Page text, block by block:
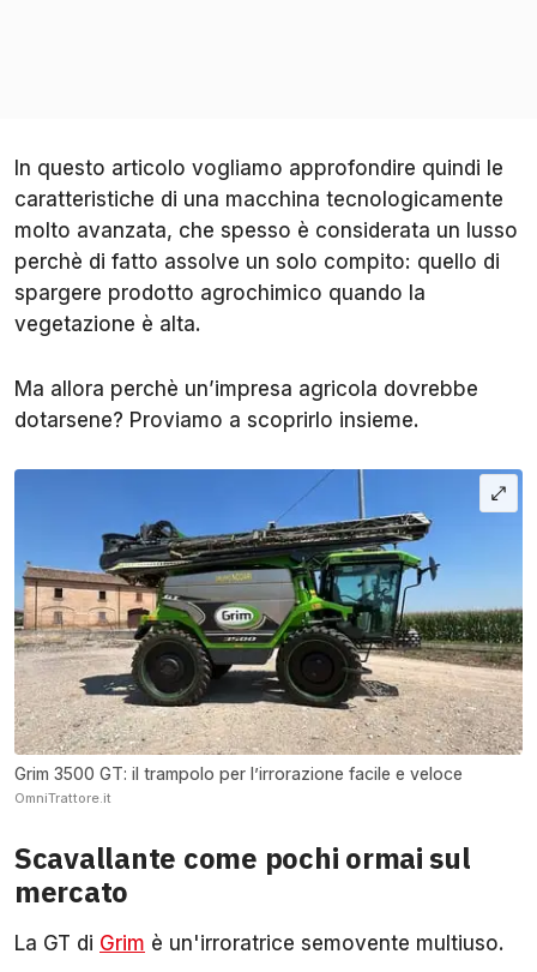
In questo articolo vogliamo approfondire quindi le
caratteristiche di una macchina tecnologicamente
molto avanzata, che spesso è considerata un lusso
perchè di fatto assolve un solo compito: quello di
spargere prodotto agrochimico quando la
vegetazione è alta.
Ma allora perchè un’impresa agricola dovrebbe
dotarsene? Proviamo a scoprirlo insieme.
Grim 3500 GT: il trampolo per l’irrorazione facile e veloce
OmniTrattore.it
Scavallante come pochi ormai sul
mercato
La GT di Grim è un'irroratrice semovente multiuso.